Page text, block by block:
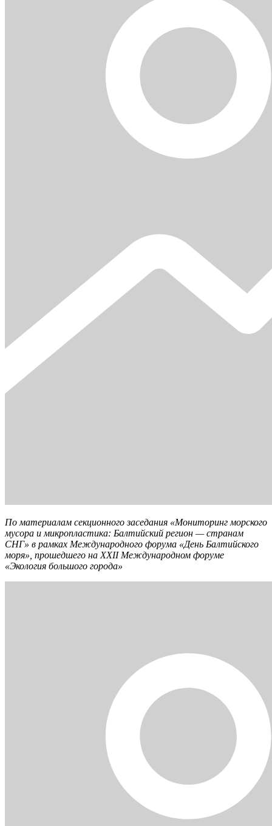
По материалам секционного заседания «Мониторинг морского
мусора и микропластика: Балтийский регион — странам
СНГ» в рамках Международного форума «День Балтийского
моря», прошедшего на XXII Международном форуме
«Экология большого города»